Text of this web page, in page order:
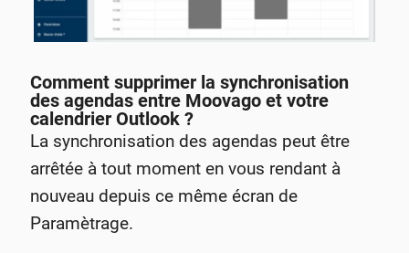
Comment supprimer la synchronisation
des agendas entre Moovago et votre
calendrier Outlook ?
La synchronisation des agendas peut être
arrêtée à tout moment en vous rendant à
nouveau depuis ce même écran de
Paramètrage.